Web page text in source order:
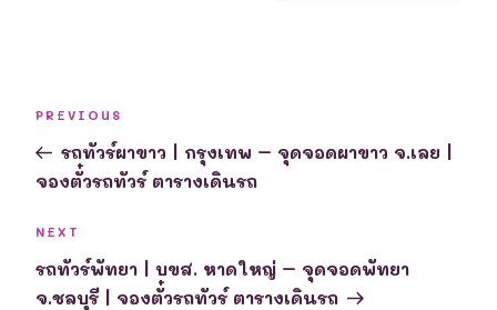
Previous
Post
PREVIOUS
รถทัวร์ผาขาว | กรุงเทพ – จุดจอดผาขาว จ.เลย |
จองตั๋วรถทัวร์ ตารางเดินรถ
Next
Post
NEXT
รถทัวร์พัทยา | บขส. หาดใหญ่ – จุดจอดพัทยา
จ.ชลบุรี | จองตั๋วรถทัวร์ ตารางเดินรถ